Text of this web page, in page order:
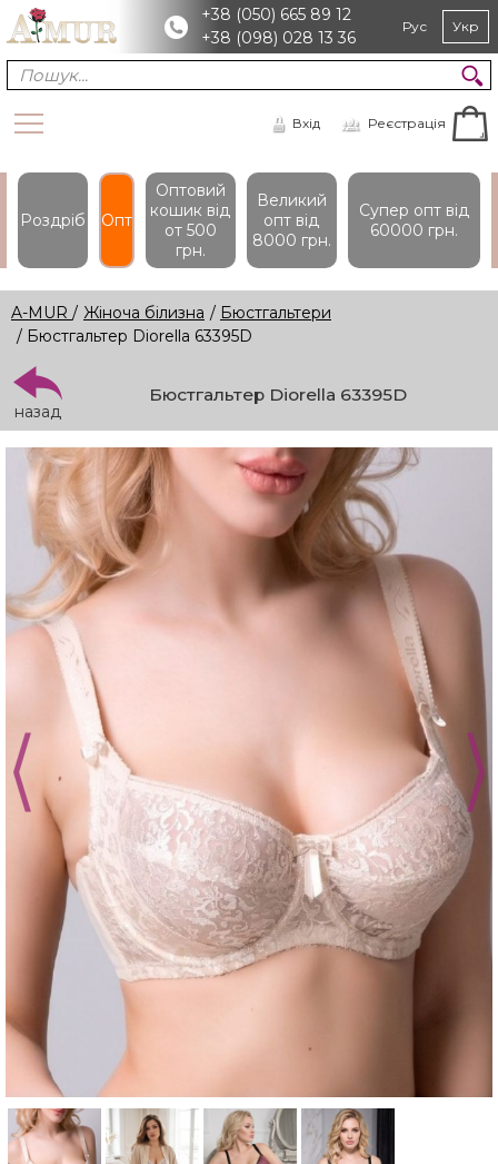
+38 (050) 665 89 12
+38 (098) 028 13 36
Рус Укр
Вхід Реєстрація
Роздріб Опт
Оптовий
кошик вiд
от 500
грн.
Великий
опт вiд
8000 грн.
Супер опт вiд
60000 грн.
A-MUR / Жіноча білизна / Бюстгальтери
/ Бюстгальтер Diorella 63395D
назад
Бюстгальтер Diorella 63395D